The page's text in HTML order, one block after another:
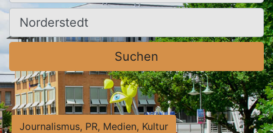
Ort, Stadt
Suchen
Journalismus, PR, Medien, Kultur